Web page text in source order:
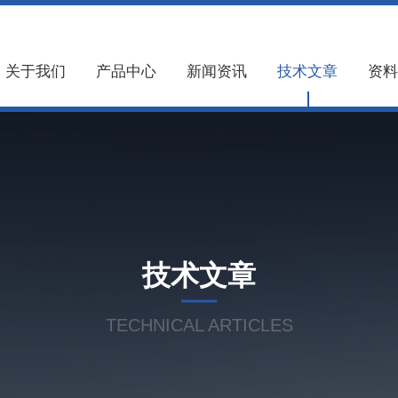
关于我们 产品中心 新闻资讯 技术文章 资
技术文章
TECHNICAL ARTICLES